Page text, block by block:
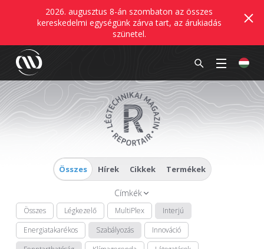
2026. augusztus 8-án szombaton az összes
kereskedelmi egységünk zárva tart, az árukiadás
szünetel.
Összes Hírek Cikkek Termékek
Címkék
Összes Légkezelő MultiPlex
Interjú
Energiatakarékos
Szabályozás
Innováció